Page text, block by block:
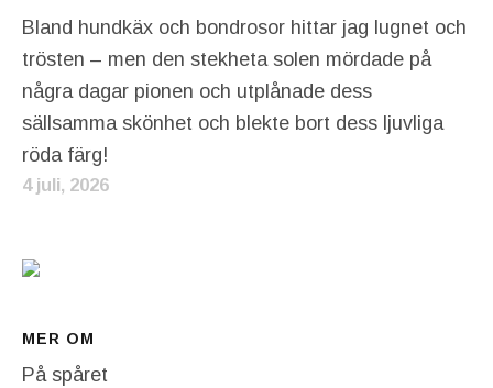
Bland hundkäx och bondrosor hittar jag lugnet och
trösten – men den stekheta solen mördade på
några dagar pionen och utplånade dess
sällsamma skönhet och blekte bort dess ljuvliga
röda färg!
4 juli, 2026
MER OM
På spåret